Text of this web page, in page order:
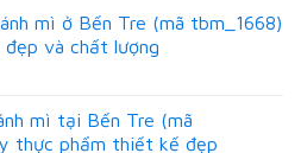
mì ở Bến Tre (mã tbm_1668)
và chất lượng
mì tại Bến Tre (mã
thực phẩm thiết kế đẹp